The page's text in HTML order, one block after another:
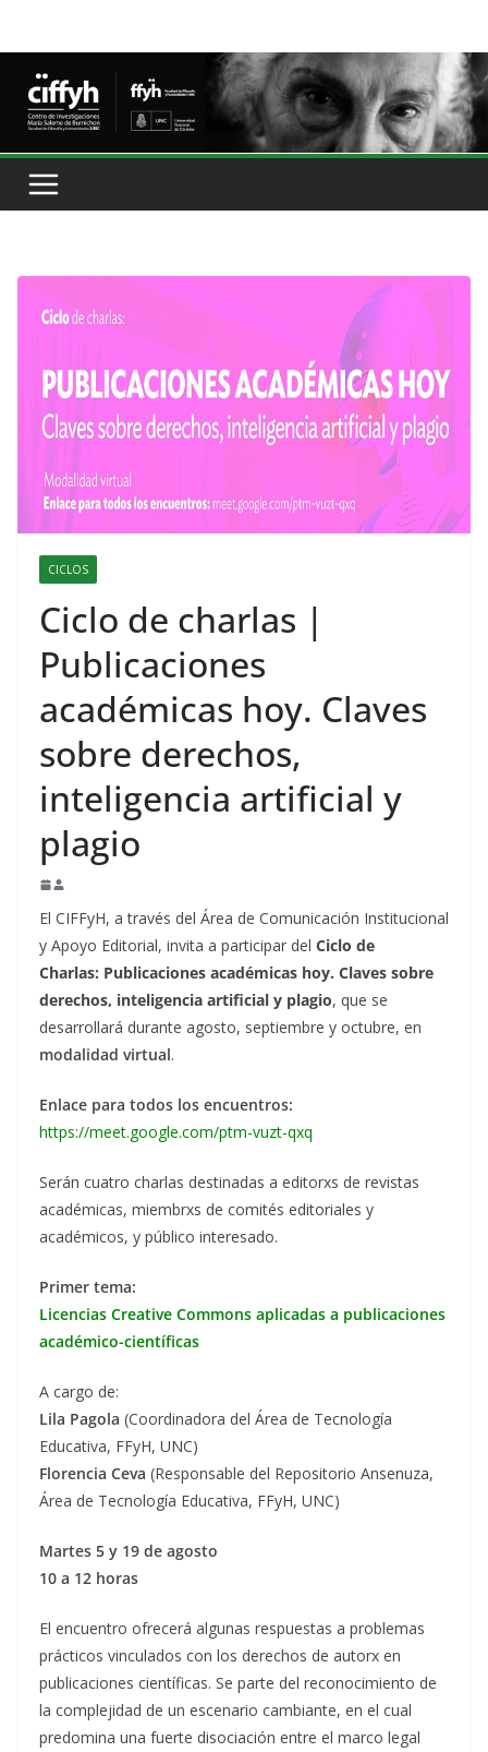
CICLOS
Ciclo de charlas |
Publicaciones
académicas hoy. Claves
sobre derechos,
inteligencia artificial y
plagio
El CIFFyH, a través del Área de Comunicación Institucional
y Apoyo Editorial, invita a participar del Ciclo de
Charlas: Publicaciones académicas hoy. Claves sobre
derechos, inteligencia artificial y plagio, que se
desarrollará durante agosto, septiembre y octubre, en
modalidad virtual.
Enlace para todos los encuentros:
https://meet.google.com/ptm-vuzt-qxq
Serán cuatro charlas destinadas a editorxs de revistas
académicas, miembrxs de comités editoriales y
académicos, y público interesado.
Primer tema:
Licencias Creative Commons aplicadas a publicaciones
académico-científicas
A cargo de:
Lila Pagola (Coordinadora del Área de Tecnología
Educativa, FFyH, UNC)
Florencia Ceva (Responsable del Repositorio Ansenuza,
Área de Tecnología Educativa, FFyH, UNC)
Martes 5 y 19 de agosto
10 a 12 horas
El encuentro ofrecerá algunas respuestas a problemas
prácticos vinculados con los derechos de autorx en
publicaciones científicas. Se parte del reconocimiento de
la complejidad de un escenario cambiante, en el cual
predomina una fuerte disociación entre el marco legal